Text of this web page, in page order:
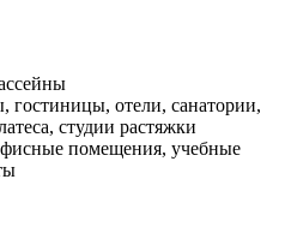
отели, санатории,
студии растяжки
помещения, учебные